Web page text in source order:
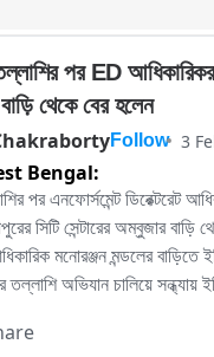
তল্লাশির পর ED
থেকে বের হলেন
Follow 3
Bengal:
পর এনফোর্সমেন্ট ডিরেক্টরেট
সিটি সেন্টারের অম্বুজার বাড়ি
মনোরঞ্জন মন্ডলের বাড়িতে
তল্লাশি অভিযান চালিয়ে সন্ধ্যায়
খবর কয়লা পাচারের